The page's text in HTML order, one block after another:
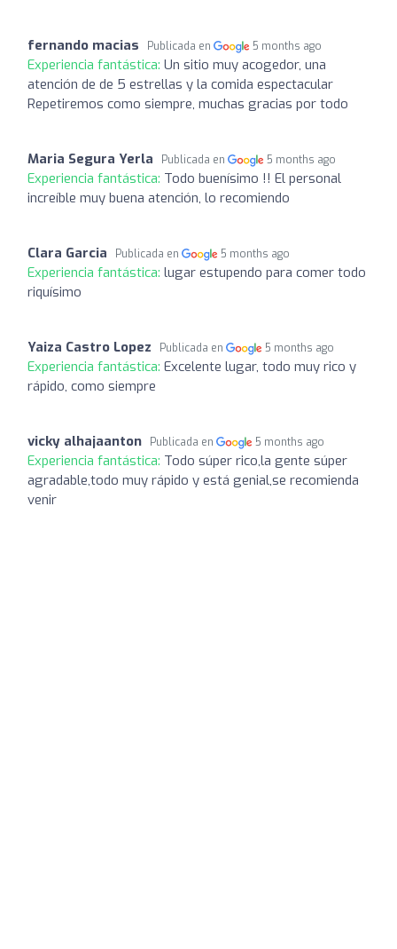
fernando macias Publicada en 5 months ago
Experiencia fantástica: Un sitio muy acogedor, una
atención de de 5 estrellas y la comida espectacular
Repetiremos como siempre, muchas gracias por todo
Maria Segura Yerla Publicada en 5 months ago
Experiencia fantástica: Todo buenísimo !! El personal
increíble muy buena atención, lo recomiendo
Clara Garcia Publicada en 5 months ago
Experiencia fantástica: lugar estupendo para comer todo
riquísimo
Yaiza Castro Lopez Publicada en 5 months ago
Experiencia fantástica: Excelente lugar, todo muy rico y
rápido, como siempre
vicky alhajaanton Publicada en 5 months ago
Experiencia fantástica: Todo súper rico,la gente súper
agradable,todo muy rápido y está genial,se recomienda
venir